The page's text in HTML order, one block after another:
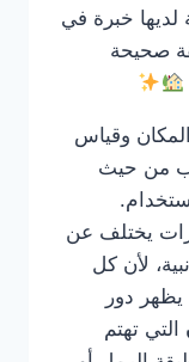
لديها خبرة في
صحيحة
وقياس
من حيث
يختلف عن
لأن كل
دور
التي تهتم